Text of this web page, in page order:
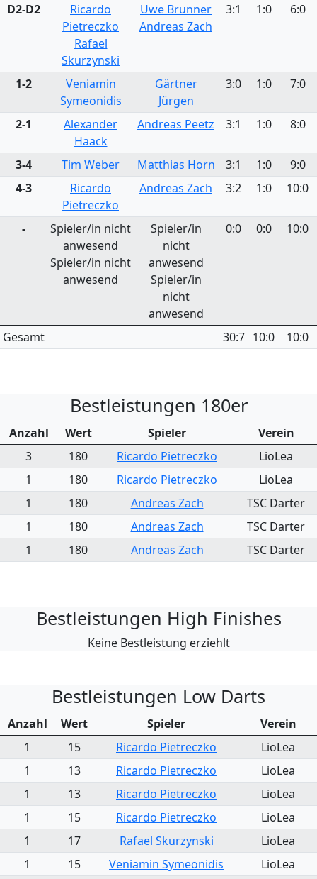
D2-D2
Ricardo
Pietreczko
Rafael
Skurzynski
Uwe Brunner
Andreas Zach
3:1 1:0 6:0
1-2
Veniamin
Symeonidis
Gärtner
Jürgen
3:0 1:0 7:0
2-1
Alexander
Haack
Andreas Peetz 3:1 1:0 8:0
3-4 Tim Weber Matthias Horn 3:1 1:0
9:0
4-3
Ricardo
Pietreczko
Andreas Zach 3:2 1:0 10:0
-
Spieler/in nicht
anwesend
Spieler/in nicht
anwesend
Spieler/in
nicht
anwesend
Spieler/in
nicht
anwesend
0:0 0:0 10:0
Gesamt 30:7 10:0 10:0
Bestleistungen 180er
Anzahl Wert Spieler
Verein
3
180 Ricardo Pietreczko
LioLea
1
180 Ricardo Pietreczko
LioLea
1
180 Andreas Zach
TSC Darter
1
180 Andreas Zach
TSC Darter
1
180 Andreas Zach TSC Darter
Bestleistungen High Finishes
Keine Bestleistung erziehlt
Bestleistungen Low Darts
Anzahl Wert Spieler
Verein
1
15 Ricardo Pietreczko
LioLea
1
13 Ricardo Pietreczko
LioLea
1
13 Ricardo Pietreczko
LioLea
1
15 Ricardo Pietreczko
LioLea
1
17 Rafael Skurzynski
LioLea
1
15 Veniamin Symeonidis LioLea